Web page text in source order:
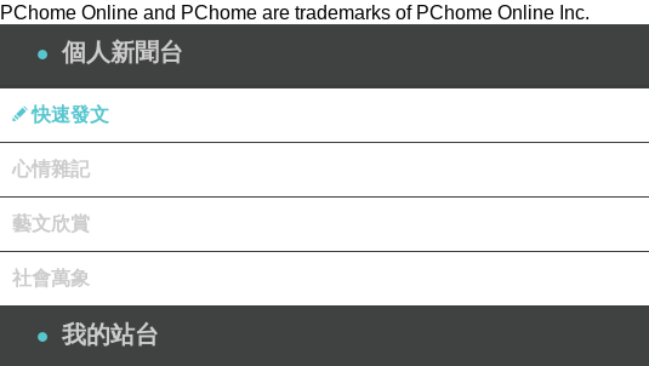
PChome Online and PChome are trademarks of PChome Online Inc.
個人新聞台
快速發文
心情雜記
藝文欣賞
社會萬象
我的站台